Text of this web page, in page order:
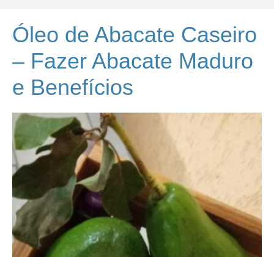
Óleo de Abacate Caseiro
– Fazer Abacate Maduro
e Benefícios